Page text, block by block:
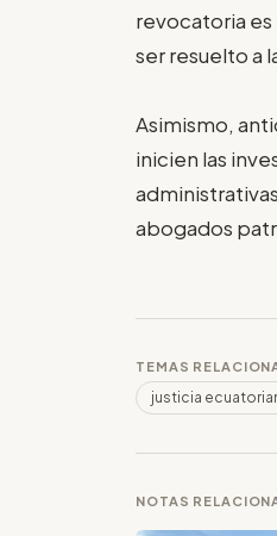
revocatoria
ser resuelto a
Asimismo,
inicien las
abogados
TEMAS
justicia
NOTAS